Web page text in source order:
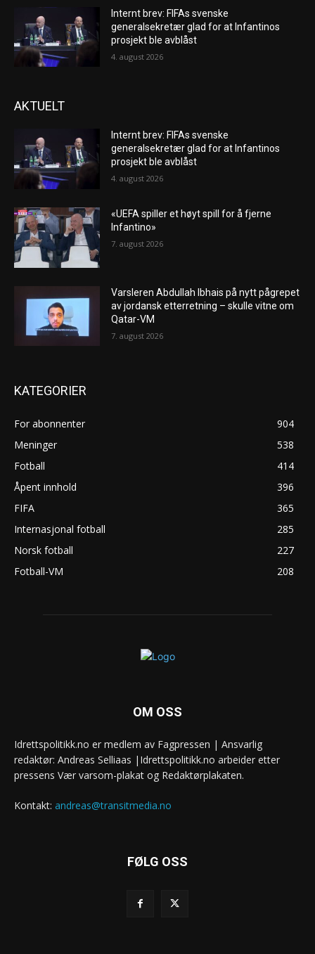
Internt brev: FIFAs svenske
generalsekretær glad for at Infantinos
prosjekt ble avblåst
4. august 2026
AKTUELT
Internt brev: FIFAs svenske
generalsekretær glad for at Infantinos
prosjekt ble avblåst
4. august 2026
«UEFA spiller et høyt spill for å fjerne
Infantino»
7. august 2026
Varsleren Abdullah Ibhais på nytt pågrepet
av jordansk etterretning – skulle vitne om
Qatar-VM
7. august 2026
KATEGORIER
For abonnenter
904
Meninger
538
Fotball
414
Åpent innhold
396
FIFA
365
Internasjonal fotball
285
Norsk fotball
227
Fotball-VM
208
OM OSS
Idrettspolitikk.no er medlem av Fagpressen | Ansvarlig
redaktør: Andreas Selliaas |Idrettspolitikk.no arbeider etter
pressens Vær varsom-plakat og Redaktørplakaten.
Kontakt: andreas@transitmedia.no
FØLG OSS